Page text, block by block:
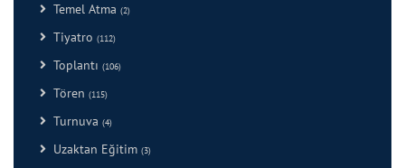
Temel Atma (2)
Tiyatro (112)
Toplantı (106)
Tören (115)
Turnuva (4)
Uzaktan Eğitim (3)